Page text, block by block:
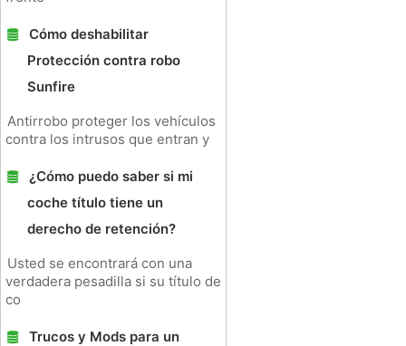
Cómo deshabilitar
Protección contra robo
Sunfire
Antirrobo proteger los vehículos
contra los intrusos que entran y
¿Cómo puedo saber si mi
coche título tiene un
derecho de retención?
Usted se encontrará con una
verdadera pesadilla si su título de
co
Trucos y Mods para un